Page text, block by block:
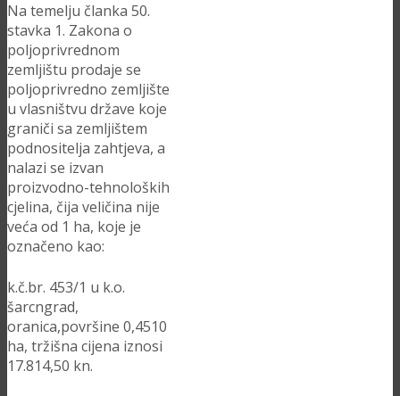
Na temelju članka 50.
stavka 1. Zakona o
poljoprivrednom
zemljištu prodaje se
poljoprivredno zemljište
u vlasništvu države koje
graniči sa zemljištem
podnositelja zahtjeva, a
nalazi se izvan
proizvodno-tehnoloških
cjelina, čija veličina nije
veća od 1 ha, koje je
označeno kao:
k.č.br. 453/1 u k.o.
šarcngrad,
oranica,površine 0,4510
ha, tržišna cijena iznosi
17.814,50 kn.